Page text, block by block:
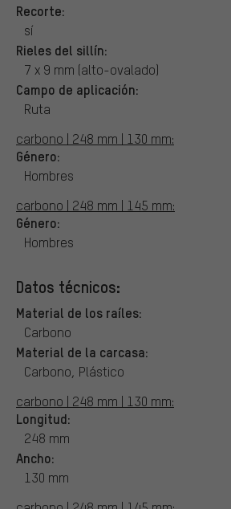
Recorte:
sí
Rieles del sillín:
7 x 9 mm (alto-ovalado)
Campo de aplicación:
Ruta
carbono | 248 mm | 130 mm:
Género:
Hombres
carbono | 248 mm | 145 mm:
Género:
Hombres
Datos técnicos:
Material de los raíles:
Carbono
Material de la carcasa:
Carbono, Plástico
carbono | 248 mm | 130 mm:
Longitud:
248 mm
Ancho:
130 mm